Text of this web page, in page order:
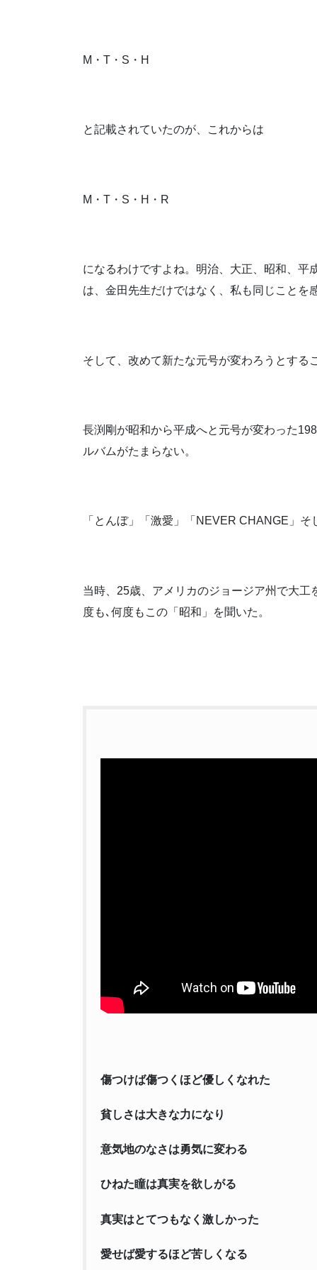
M・T・S・H
と記載されていたのが、これからは
M・T・S・H・R
になるわけですよね。明治、大正、昭和、平
は、金田先生だけではなく、私も同じことを
そして、改めて新たな元号が変わろうとする
長渕剛が昭和から平成へと元号が変わった
ルバムがたまらない。
「とんぼ」「激愛」「NEVER CHANGE」
当時、25歳、アメリカのジョージア州で大
度も､何度もこの「昭和」を聞いた。
傷つけば傷つくほど優しくなれた
貧しさは大きな力になり
意気地のなさは勇気に変わる
ひねた瞳は真実を欲しがる
真実はとてつもなく激しかった
愛せば愛するほど苦しくなる